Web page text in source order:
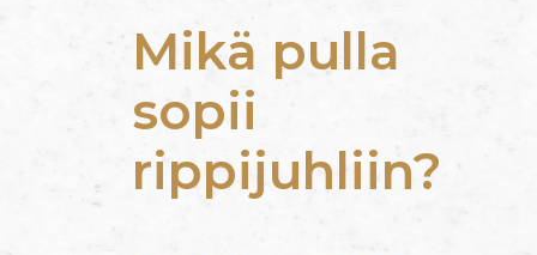
Mikä pulla
sopii
rippijuhliin?